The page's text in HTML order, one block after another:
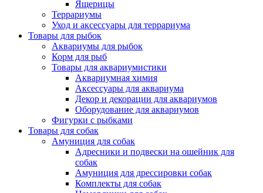
Ящерицы
Террариумы
Уход и аксессуары для террариума
Товары для рыбок
Аквариумы для рыбок
Корм для рыб
Товары для аквариумистики
Аквариумная химия
Аксессуары для аквариума
Декор и декорации для аквариумов
Оборудование для аквариумов
Фигурки с рыбками
Товары для собак
Амуниция для собак
Адресники и подвески на ошейник для
собак
Амуниция для дрессировки собак
Комплекты для собак